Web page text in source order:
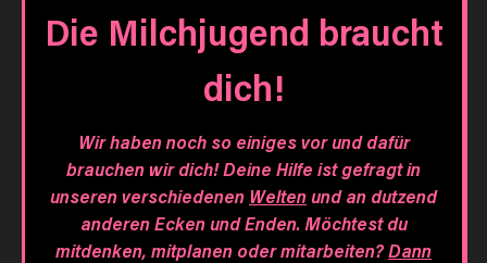
Die Milchjugend braucht
dich!
Wir haben noch so einiges vor und dafür
brauchen wir dich! Deine Hilfe ist gefragt in
unseren verschiedenen Weltenund an dutzend
anderen Ecken und Enden. Möchtest du
mitdenken, mitplanen oder mitarbeiten?Dann